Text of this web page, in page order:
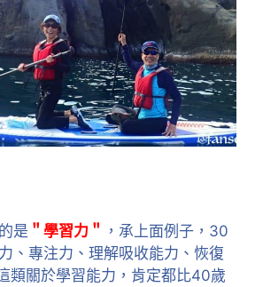
是 ＂學習力＂ ，承上面例子，30
、專注力、理解吸收能力、恢復
類關於學習能力，肯定都比40歲